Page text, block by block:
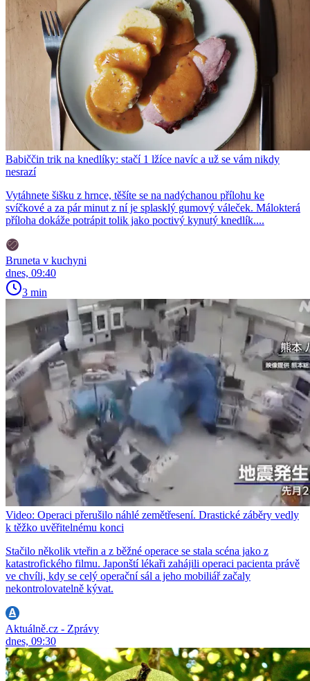
Babiččin trik na knedlíky: stačí 1 lžíce navíc a už se vám nikdy
nesrazí
Vytáhnete šišku z hrnce, těšíte se na nadýchanou přílohu ke
svíčkové a za pár minut z ní je splasklý gumový váleček. Málokterá
příloha dokáže potrápit tolik jako poctivý kynutý knedlík....
Bruneta v kuchyni
dnes, 09:40
3 min
Video: Operaci přerušilo náhlé zemětřesení. Drastické záběry vedly
k těžko uvěřitelnému konci
Stačilo několik vteřin a z běžné operace se stala scéna jako z
katastrofického filmu. Japonští lékaři zahájili operaci pacienta právě
ve chvíli, kdy se celý operační sál a jeho mobiliář začaly
nekontrolovatelně kývat.
Aktuálně.cz - Zprávy
dnes, 09:30